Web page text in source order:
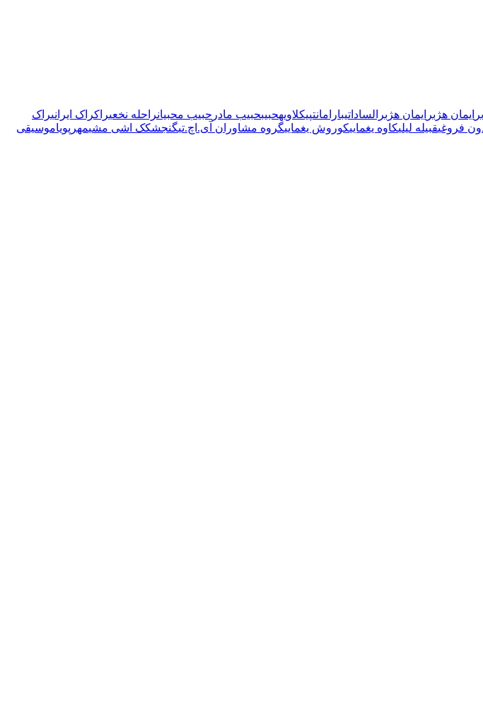
ایمان هژبر ایمان هژبرالساداتیبارامانتپیکلاویهحبیبحبیب مادر حبیب محبیانراحله نخعیراکراک ایرانیراک
فروغیقبیله لیلیکاوه یغماییکوروش یغماییگروه مشاوران آی.اچ.تیگنجشکک اشی مشیمهرپویاموسیقی